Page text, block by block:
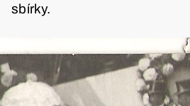
sbírky.